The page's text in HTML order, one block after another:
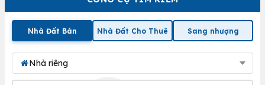
Nhà Đất Bán Nhà Đất Cho Thuê Sang nhượng
Nhà riêng